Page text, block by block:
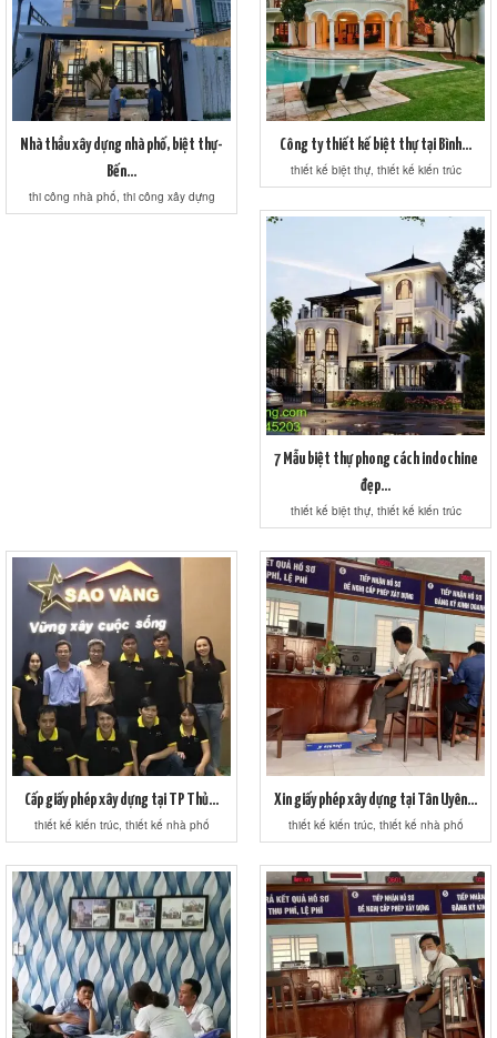
Nhà thầu xây dựng nhà phố, biệt thự-
Bến...
thi công nhà phố, thi công xây dựng
Công ty thiết kế biệt thự tại Bình...
thiết kế biệt thự, thiết kế kiến trúc
7 Mẫu biệt thự phong cách indochine
đẹp...
thiết kế biệt thự, thiết kế kiến trúc
Cấp giấy phép xây dựng tại TP Thủ...
thiết kế kiến trúc, thiết kế nhà phố
Xin giấy phép xây dựng tại Tân Uyên...
thiết kế kiến trúc, thiết kế nhà phố